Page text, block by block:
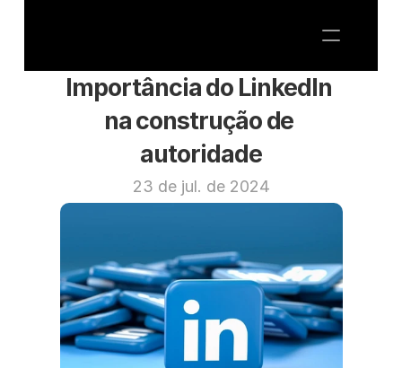
ARTESANIA MARKETING
CMO AS A SERVICE
SOBRE NÓS
BLOG
Fale Conosco
Importância do LinkedIn
na construção de
autoridade
23 de jul. de 2024